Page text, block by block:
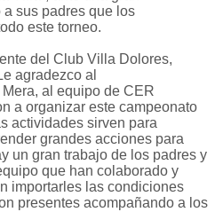
sus padres que los
este torneo.
del Club Villa Dolores,
agradezco al
al equipo de CER
a organizar este campeonato
actividades sirven para
grandes acciones para
un gran trabajo de los padres y
que han colaborado y
importarles las condiciones
presentes acompañando a los